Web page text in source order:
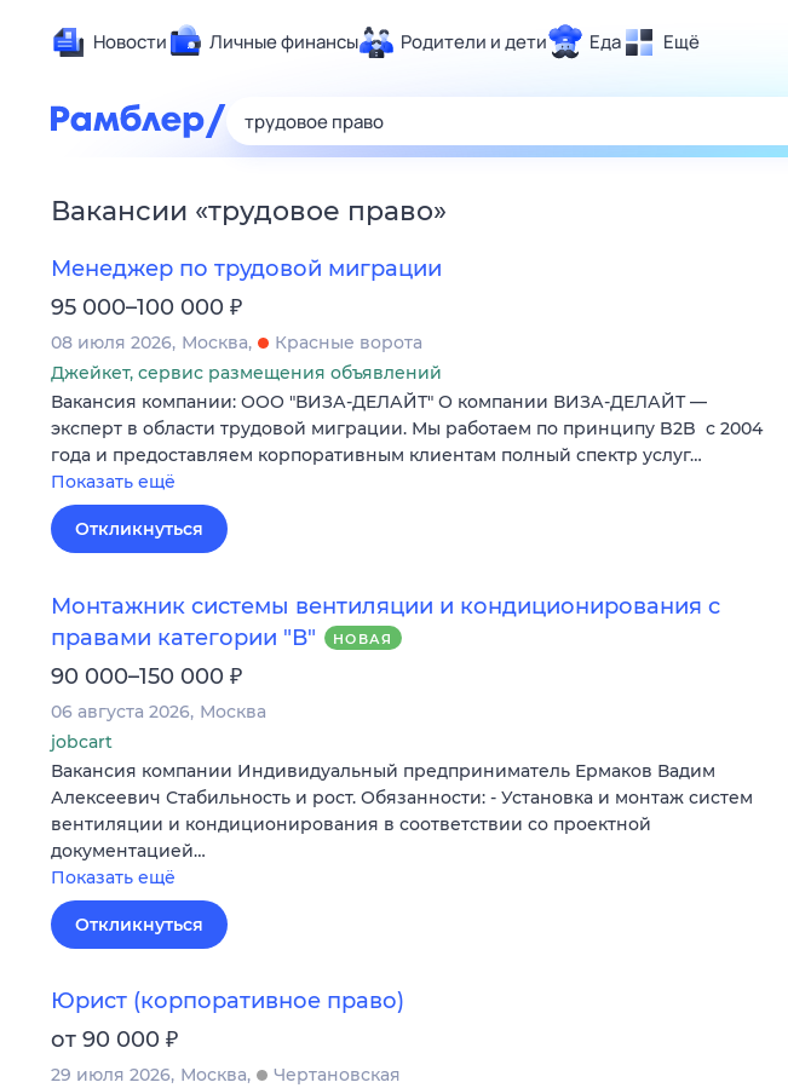
Новости Личные финансы Родители и дети Еда Ещё
Развлечения и отдых
Сберегаем вместе
Гороскопы
Вакансии «трудовое право»
Менеджер по трудовой миграции
95 000–100 000 ₽
08 июля 2026 Москва
Красные ворота
Джейкет, сервис размещения объявлений
Вакансия компании: ООО "ВИЗА-ДЕЛАЙТ" О компании ВИЗА-ДЕЛАЙТ —
эксперт в области трудовой миграции. Мы работаем по принципу B2B с 2004
года и предоставляем корпоративным клиентам полный спектр услуг…
Показать ещё
Откликнуться
Монтажник системы вентиляции и кондиционирования с
правами категории "В"
НОВАЯ
90 000–150 000 ₽
06 августа 2026 Москва
jobcart
Вакансия компании Индивидуальный предприниматель Ермаков Вадим
Алексеевич Стабильность и рост. Обязанности: - Установка и монтаж систем
вентиляции и кондиционирования в соответствии со проектной
документацией…
Показать ещё
Откликнуться
Юрист (корпоративное право)
от 90 000 ₽
29 июля 2026 Москва
Чертановская